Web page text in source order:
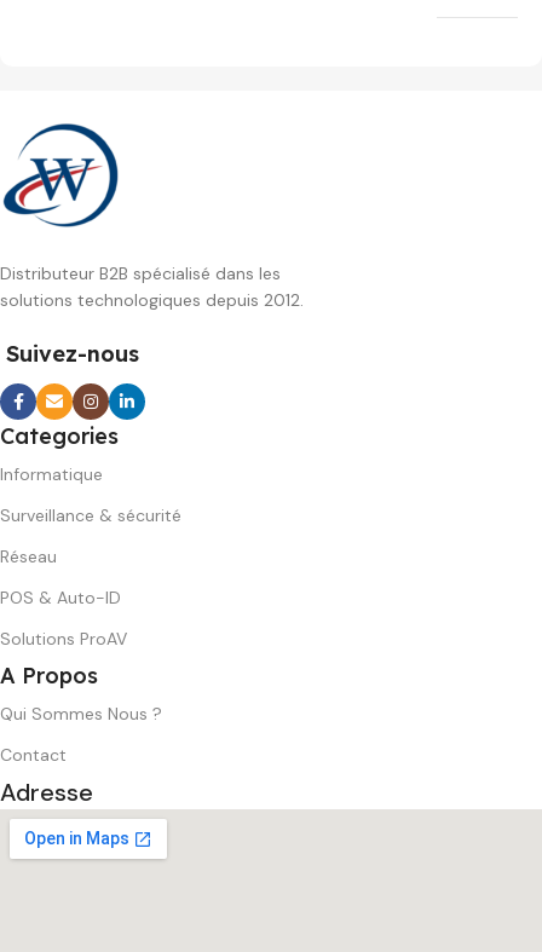
Distributeur B2B spécialisé dans les
solutions technologiques depuis 2012.
Suivez-nous
Categories
Informatique
Surveillance & sécurité
Réseau
POS & Auto-ID
Solutions ProAV
A Propos
Qui Sommes Nous ?
Contact
Adresse